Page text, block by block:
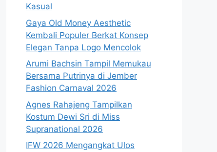
Kasual
Gaya Old Money Aesthetic
Kembali Populer Berkat Konsep
Elegan Tanpa Logo Mencolok
Arumi Bachsin Tampil Memukau
Bersama Putrinya di Jember
Fashion Carnaval 2026
Agnes Rahajeng Tampilkan
Kostum Dewi Sri di Miss
Supranational 2026
IFW 2026 Mengangkat Ulos